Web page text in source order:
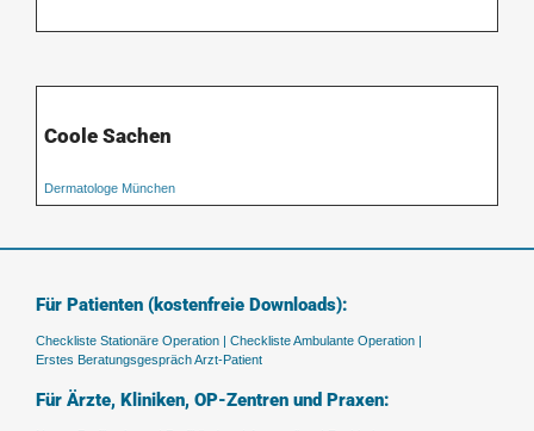
Coole Sachen
Dermatologe München
Für Patienten (kostenfreie Downloads):
Checkliste Stationäre Operation |
Checkliste Ambulante Operation |
Erstes Beratungsgespräch Arzt-Patient
Für Ärzte, Kliniken, OP-Zentren und Praxen: